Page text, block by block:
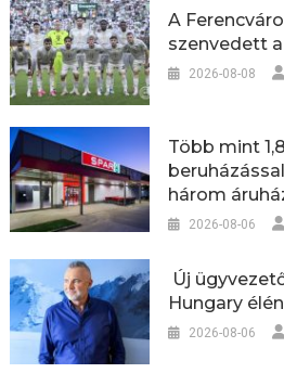
A
szenvedett
2026-08-08
Több mint
három
2026-08-06
Új
Hungary élén
2026-08-06